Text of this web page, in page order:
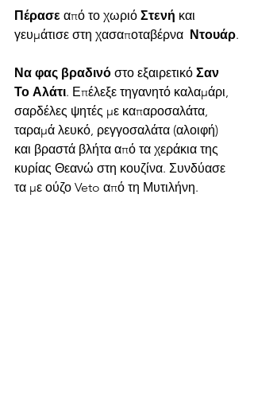
Πέρασε από το χωριό Στενή και
γευμάτισε στη χασαποταβέρνα Ντουάρ.
Να φας βραδινό στο εξαιρετικό Σαν
Το Αλάτι. Επέλεξε τηγανητό καλαμάρι,
σαρδέλες ψητές με καπαροσαλάτα,
ταραμά λευκό, ρεγγοσαλάτα (αλοιφή)
και βραστά βλήτα από τα χεράκια της
κυρίας Θεανώ στη κουζίνα. Συνδύασε
τα με ούζο Veto από τη Μυτιλήνη.